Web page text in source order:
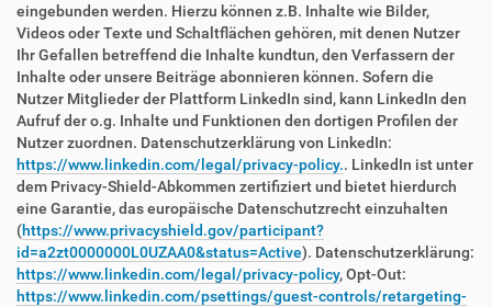
eingebunden werden. Hierzu können z.B. Inhalte wie Bilder,
Videos oder Texte und Schaltflächen gehören, mit denen Nutzer
Ihr Gefallen betreffend die Inhalte kundtun, den Verfassern der
Inhalte oder unsere Beiträge abonnieren können. Sofern die
Nutzer Mitglieder der Plattform LinkedIn sind, kann LinkedIn den
Aufruf der o.g. Inhalte und Funktionen den dortigen Profilen der
Nutzer zuordnen. Datenschutzerklärung von LinkedIn:
https://www.linkedin.com/legal/privacy-policy.. LinkedIn ist unter
dem Privacy-Shield-Abkommen zertifiziert und bietet hierdurch
eine Garantie, das europäische Datenschutzrecht einzuhalten
(https://www.privacyshield.gov/participant?
id=a2zt0000000L0UZAA0&status=Active). Datenschutzerklärung:
https://www.linkedin.com/legal/privacy-policy, Opt-Out:
https://www.linkedin.com/psettings/guest-controls/retargeting-